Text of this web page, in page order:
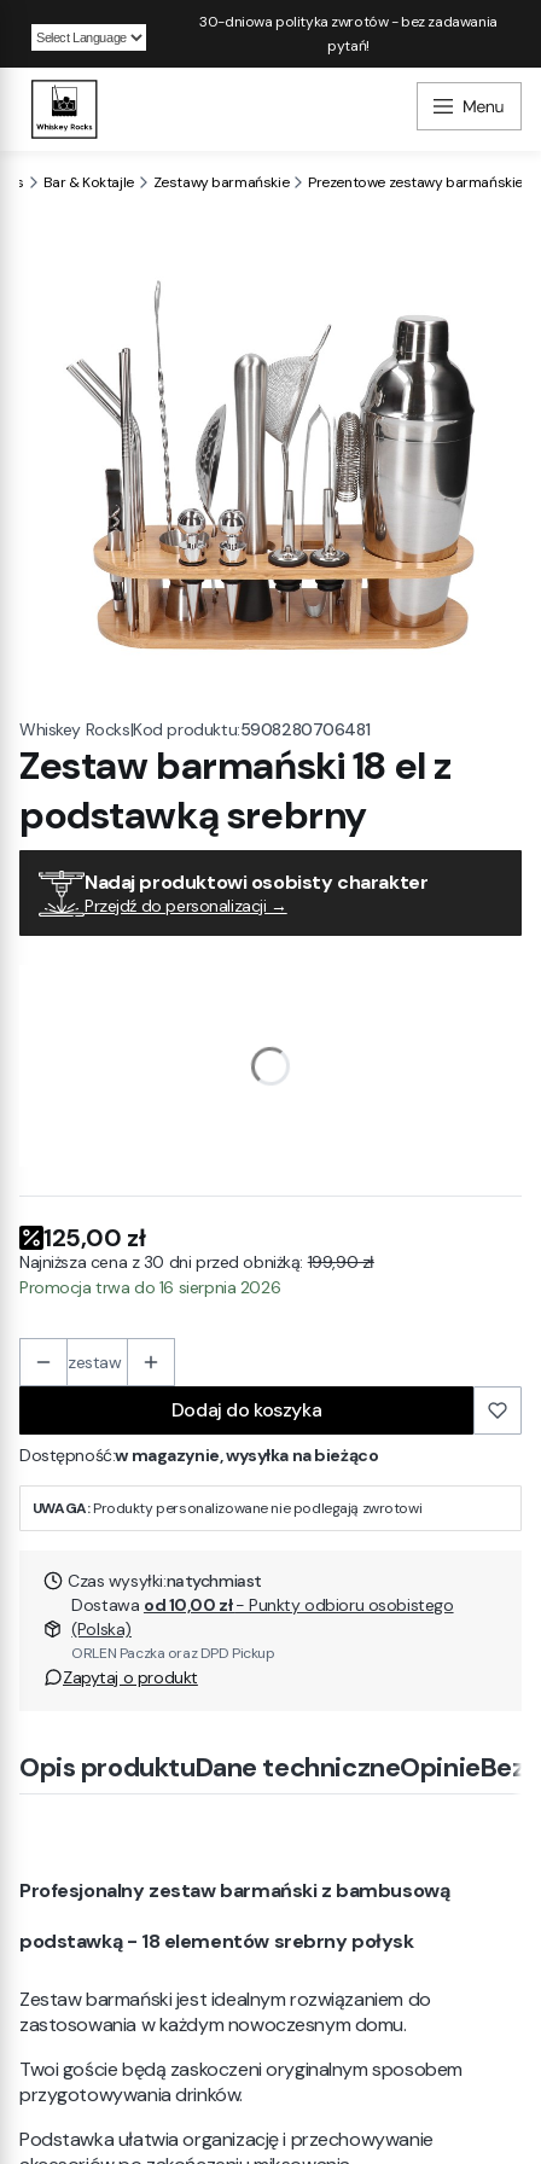
Powered by
30-dniowa polityka zwrotów - bez zadawania
pytań!
Bar & Koktajle Zestawy barmańskie Prezentowe zestawy barmańskie
Whiskey Rocks|Kod produktu:5908280706481
Zestaw barmański 18 el z
podstawką srebrny
Nadaj produktowi osobisty charakter
Przejdź do personalizacji →
Opcjonalne
125,00 zł
Najniższa cena z 30 dni przed obniżką: 199,90 zł
Promocja trwa do 16 sierpnia 2026
zestaw
Dodaj do koszyka
Dostępność:w magazynie, wysyłka na bieżąco
UWAGA:Produkty personalizowane nie podlegają zwrotowi
Czas wysyłki:natychmiast
Dostawa od 10,00 zł- Punkty odbioru osobistego
(Polska)
ORLEN Paczka oraz DPD Pickup
Zapytaj o produkt
Opis produktuDane techniczneOpinie
Profesjonalny zestaw barmański z bambusową
podstawką - 18 elementów srebrny połysk
Zestaw barmański jest idealnym rozwiązaniem do
zastosowania w każdym nowoczesnym domu.
Twoi goście będą zaskoczeni oryginalnym sposobem
przygotowywania drinków.
Podstawka ułatwia organizację i przechowywanie